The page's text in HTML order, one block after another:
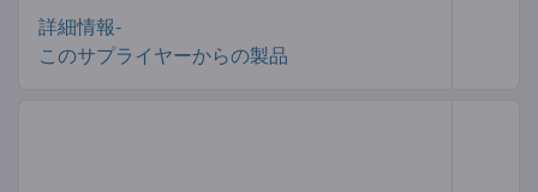
詳細情報-
このサプライヤーからの製品